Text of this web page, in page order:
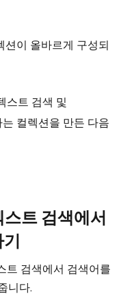
션이 올바르게 구성되
스트 검색 및
컬렉션을 만든 다음
트 검색에서
트 검색에서 검색어를
니다.